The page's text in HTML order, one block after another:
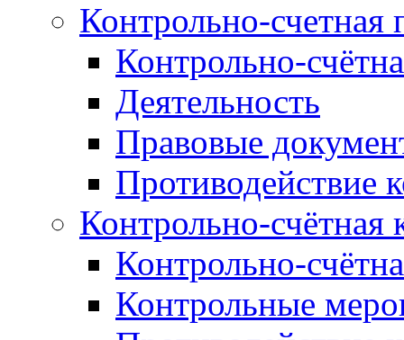
Контрольно-счетная
Контрольно-
Деятельность
Правовые
Противодействие
Контрольно-счётная
Контрольно-
Контрольные